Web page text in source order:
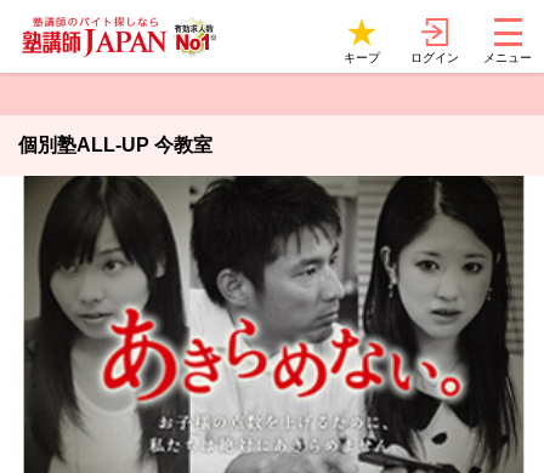
キープ ログイン メニュー
個別塾ALL-UP 今教室